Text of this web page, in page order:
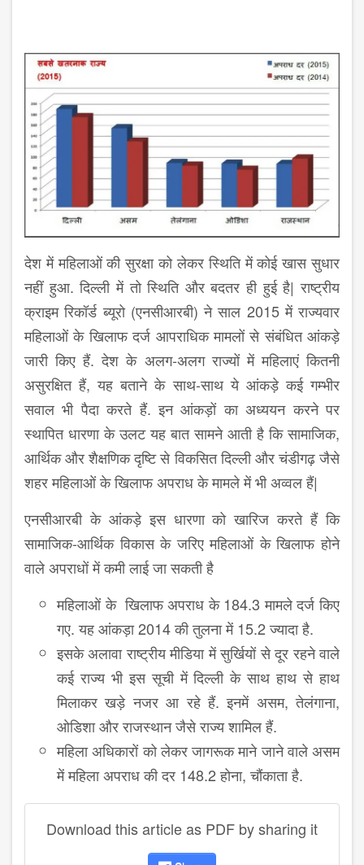
देश में महिलाओं की सुरक्षा को लेकर स्थिति में कोई खास सुधार
नहीं हुआ. दिल्ली में तो स्थिति और बदतर ही हुई है| राष्ट्रीय
क्राइम रिकॉर्ड ब्यूरो (एनसीआरबी) ने साल 2015 में राज्यवार
महिलाओं के खिलाफ दर्ज आपराधिक मामलों से संबंधित आंकड़े
जारी किए हैं. देश के अलग-अलग राज्यों में महिलाएं कितनी
असुरक्षित हैं, यह बताने के साथ-साथ ये आंकड़े कई गम्भीर
सवाल भी पैदा करते हैं. इन आंकड़ों का अध्ययन करने पर
स्थापित धारणा के उलट यह बात सामने आती है कि सामाजिक,
आर्थिक और शैक्षणिक दृष्टि से विकसित दिल्ली और चंडीगढ़ जैसे
शहर महिलाओं के खिलाफ अपराध के मामले में भी अव्वल हैं|
एनसीआरबी के आंकड़े इस धारणा को खारिज करते हैं कि
सामाजिक-आर्थिक विकास के जरिए महिलाओं के खिलाफ होने
वाले अपराधों में कमी लाई जा सकती है
महिलाओं के खिलाफ अपराध के 184.3 मामले दर्ज किए
गए. यह आंकड़ा 2014 की तुलना में 15.2 ज्यादा है.
इसके अलावा राष्ट्रीय मीडिया में सुर्खियों से दूर रहने वाले
कई राज्य भी इस सूची में दिल्ली के साथ हाथ से हाथ
मिलाकर खड़े नजर आ रहे हैं. इनमें असम, तेलंगाना,
ओडिशा और राजस्थान जैसे राज्य शामिल हैं.
महिला अधिकारों को लेकर जागरूक माने जाने वाले असम
में महिला अपराध की दर 148.2 होना, चौंकाता है.
Download this article as PDF by sharing it